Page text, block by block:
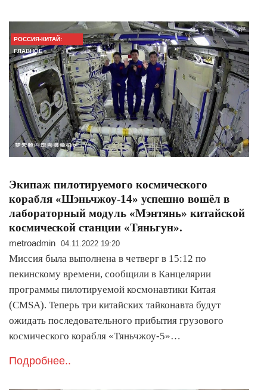
РОССИЯ-КИТАЙ:
ГЛАВНОЕ
Экипаж пилотируемого космического
корабля «Шэньчжоу-14» успешно вошёл в
лабораторный модуль «Мэнтянь» китайской
космической станции «Тяньгун».
metroadmin 04.11.2022 19:20
Миссия была выполнена в четверг в 15:12 по
пекинскому времени, сообщили в Канцелярии
программы пилотируемой космонавтики Китая
(CMSA). Теперь три китайских тайконавта будут
ожидать последовательного прибытия грузового
космического корабля «Тяньчжоу-5»…
Подробнее..